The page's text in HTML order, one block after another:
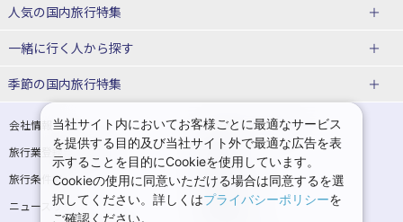
富山⇔東京 新幹線パック
東京→仙台 新幹線パック
東京→金沢 新幹線パック
東京⇔軽井沢 新幹線パック 東京→長野 新幹線パック
東京→名古屋 新幹線パック 東京→京都 新幹線パック
東京→大阪（新大阪） 新幹線パッ
ク
東京→神戸（新神戸） 新幹線パッ
ク
山形新幹線 旅行
東海道新幹線 旅行
上越新幹線 旅行
九州新幹線 旅行 西九州新幹線 旅行
特急サンダーバード 旅行
北海道旅行・ツアー
東北
青森旅行・ツアー 岩手旅行・ツアー
宮城旅行・ツアー 秋田旅行・ツアー
山形旅行・ツアー 福島旅行・ツアー
人気の国内旅行特集
東京ディズニーリゾート®への旅
ユニバーサル・スタジオ・ジャパ
温泉旅行 日帰り旅行
一緒に行く人から探す
一人旅 国内版
カップル・夫婦旅行 国内版 女子旅 国内版
卒業旅行・学生旅行 国内版
季節の国内旅行特集
桜・お花見特集
ゴールデンウィーク（GW）の国内
旅行
夏休み・お盆の国内旅行 7月の国内旅行
8月の国内旅行 9月の国内旅行
会社情報
プライバシーポリシー
旅行業登録票・約款
規約集
旅行条件書
商標について
ニュースリリース
採用情報
当社サイト内においてお客様ごとに最適なサービス
を提供する目的及び当社サイト外で最適な広告を表
示することを目的にCookieを使用しています。
Cookieの使用に同意いただける場合は同意するを選
択してください。詳しくはプライバシーポリシーを
ご確認ください。